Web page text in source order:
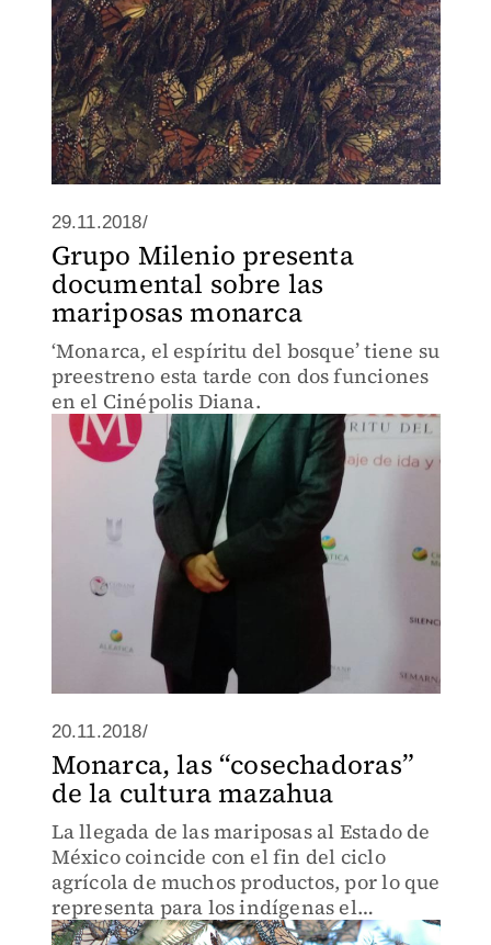
29.11.2018/
Grupo Milenio presenta
documental sobre las
mariposas monarca
‘Monarca, el espíritu del bosque’ tiene su
preestreno esta tarde con dos funciones
en el Cinépolis Diana.
20.11.2018/
Monarca, las “cosechadoras”
de la cultura mazahua
La llegada de las mariposas al Estado de
México coincide con el fin del ciclo
agrícola de muchos productos, por lo que
representa para los indígenas el
momento de cosecha.